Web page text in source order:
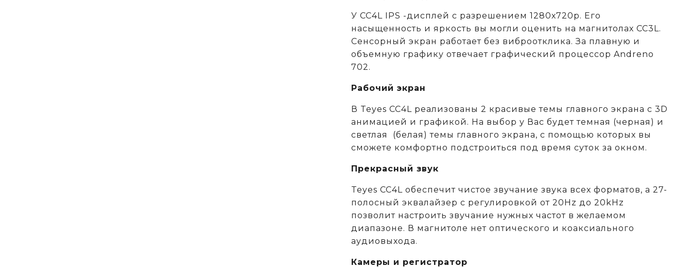
У CC4L IPS -дисплей с разрешением 1280х720р. Его
насыщенность и яркость вы могли оценить на магнитолах CC3L.
Сенсорный экран работает без виброотклика. За плавную и
объемную графику отвечает графический процессор Andreno
702.
Рабочий экран
В Teyes СС4L реализованы 2 красивые темы главного экрана с 3D
анимацией и графикой. На выбор у Вас будет темная (черная) и
светлая (белая) темы главного экрана, с помощью которых вы
сможете комфортно подстроиться под время суток за окном.
Прекрасный звук
Teyes CC4L обеспечит чистое звучание звука всех форматов, а 27-
полосный эквалайзер с регулировкой от 20Hz до 20kHz
позволит настроить звучание нужных частот в желаемом
диапазоне. В магнитоле нет оптического и коаксиального
аудиовыхода.
Камеры и регистратор